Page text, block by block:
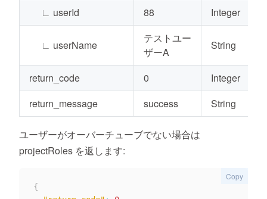
∟ userId 88 Integer
∟ userName
テストユー
ザーA
String
return_code 0
Integer
return_message
success String
ユーザーがオーバーチューブでない場合は
projectRoles を返します:
{
Copy